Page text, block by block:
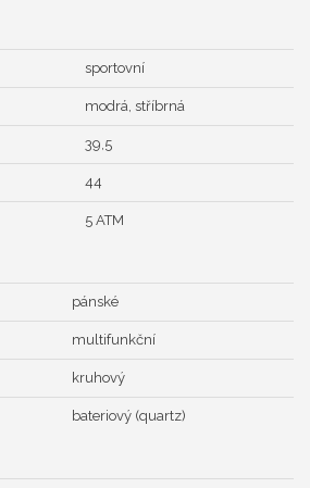
sportovní
modrá, stříbrná
39,5
44
5 ATM
pánské
multifunkční
kruhový
bateriový (quartz)